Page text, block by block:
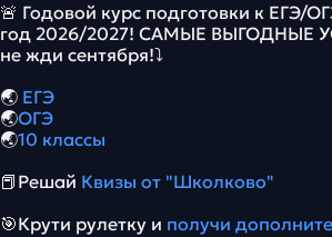
🚨 Годовой курс подготовки к ЕГЭ/
год 2026/2027! САМЫЕ ВЫГОДНЫЕ
не жди сентября!⤵️
🌏 ЕГЭ
🌏ОГЭ
🌏10 классы
📕Решай Квизы от "Школково"
🎯Крути рулетку и получи